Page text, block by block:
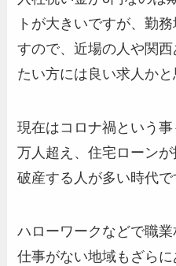
トが大きいですが、勤
すので、近場の人や関
たい方には良い求人かと
現在はコロナ禍という
万人超え、住宅ローン
破産する人が多い時代で
ハローワークなどで職
仕事がない地域もざらに